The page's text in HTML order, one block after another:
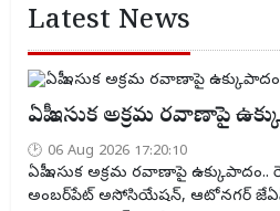
Latest News
ఏపీ ఇసుక అక్రమ రవాణాపై
06 Aug 2026 17:20:10
ఏపీ ఇసుక అక్రమ రవాణాపై ఉక్కుపాదం..
అంబర్‌పేట్ అసోసియేషన్, ఆటోనగర్